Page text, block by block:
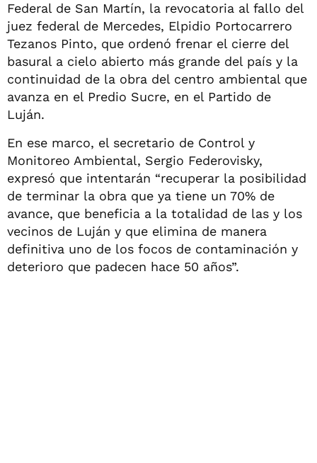
Federal de San Martín, la revocatoria al fallo del
juez federal de Mercedes, Elpidio Portocarrero
Tezanos Pinto, que ordenó frenar el cierre del
basural a cielo abierto más grande del país y la
continuidad de la obra del centro ambiental que
avanza en el Predio Sucre, en el Partido de
Luján.
En ese marco, el secretario de Control y
Monitoreo Ambiental, Sergio Federovisky,
expresó que intentarán “recuperar la posibilidad
de terminar la obra que ya tiene un 70% de
avance, que beneficia a la totalidad de las y los
vecinos de Luján y que elimina de manera
definitiva uno de los focos de contaminación y
deterioro que padecen hace 50 años”.